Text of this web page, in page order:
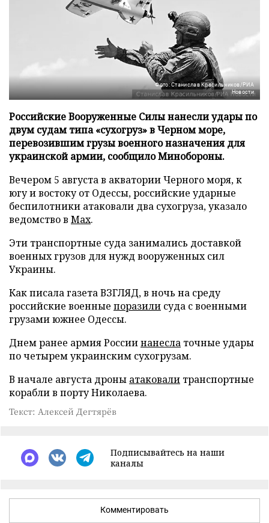
Фото: Станислав Красильников/РИА
Новости
Российские Вооруженные Силы нанесли удары по
двум судам типа «сухогруз» в Черном море,
перевозившим грузы военного назначения для
украинской армии, сообщило Минобороны.
Вечером 5 августа в акватории Черного моря, к
югу и востоку от Одессы, российские ударные
беспилотники атаковали два сухогруза, указало
ведомство в Max.
Эти транспортные суда занимались доставкой
военных грузов для нужд вооруженных сил
Украины.
Как писала газета ВЗГЛЯД, в ночь на среду
российские военные поразили суда с военными
грузами южнее Одессы.
Днем ранее армия Россиинанесла точные удары
по четырем украинским сухогрузам.
В начале августа дроны атаковали транспортные
корабли в порту Николаева.
Текст: Алексей Дегтярёв
Подписывайтесь на наши
каналы
Комментировать